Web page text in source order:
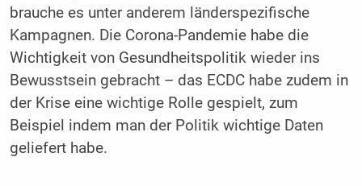
brauche es unter anderem länderspezifische
Kampagnen. Die Corona-Pandemie habe die
Wichtigkeit von Gesundheitspolitik wieder ins
Bewusstsein gebracht – das ECDC habe zudem in
der Krise eine wichtige Rolle gespielt, zum
Beispiel indem man der Politik wichtige Daten
geliefert habe.